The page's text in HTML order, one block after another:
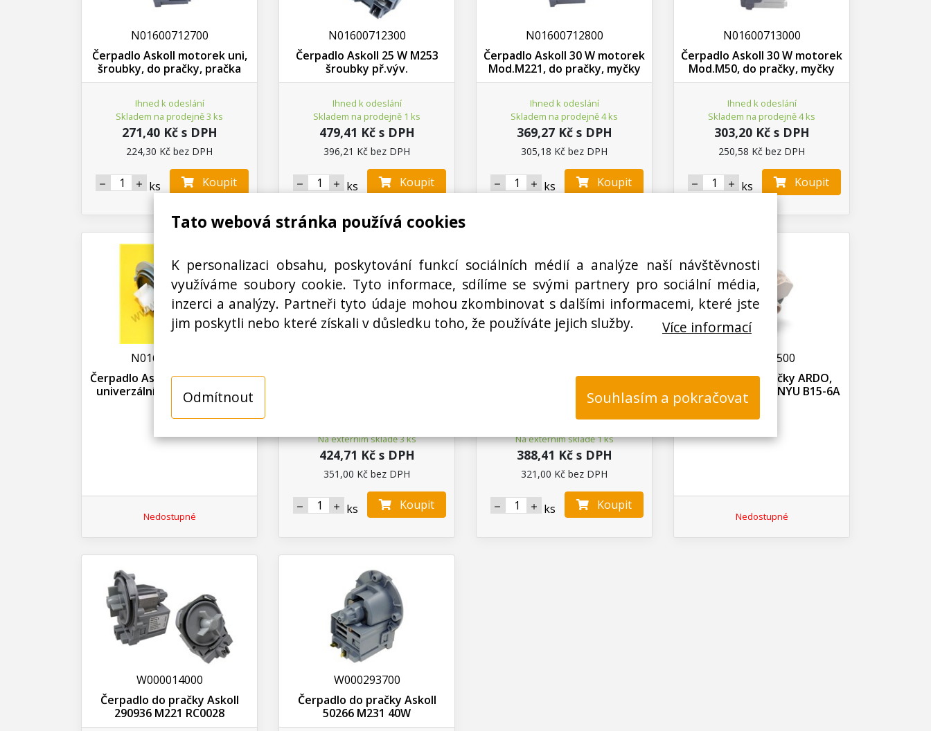
Tato webová stránka používá cookies
K personalizaci obsahu, poskytování funkcí sociálních médií a analýze naší návštěvnosti
využíváme soubory cookie. Tyto informace, sdílíme se svými partnery pro sociální média,
inzerci a analýzy. Partneři tyto údaje mohou zkombinovat s dalšími informacemi, které jste
jim poskytli nebo které získali v důsledku toho, že používáte jejich služby.
Více informací
Souhlasím a pokračovat
Odmítnout
N01600712700
Čerpadlo Askoll motorek uni,
šroubky, do pračky, pračka
Ihned k odeslání
Skladem na prodejně 3 ks
271,40 Kč s DPH
224,30 Kč bez DPH
ks Koupit
N01600712300
Čerpadlo Askoll 25 W M253
šroubky př.výv.
Ihned k odeslání
Skladem na prodejně 1 ks
479,41 Kč s DPH
396,21 Kč bez DPH
ks Koupit
N01600712800
Čerpadlo Askoll 30 W motorek
Mod.M221, do pračky, myčky
Ihned k odeslání
Skladem na prodejně 4 ks
369,27 Kč s DPH
305,18 Kč bez DPH
ks Koupit
N01600713000
Čerpadlo Askoll 30 W motorek
Mod.M50, do pračky, myčky
Ihned k odeslání
Skladem na prodejně 4 ks
303,20 Kč s DPH
250,58 Kč bez DPH
ks Koupit
N01600712600
Čerpadlo Askoll 34W motorek
univerzální, pračka a myčka
Nedostupné
Na externím skladě 3 ks
424,71 Kč s DPH
351,00 Kč bez DPH
ks Koupit
Čerpadlo do pračky 13
univerzální Plaset 53336
Na externím skladě 1 ks
388,41 Kč s DPH
321,00 Kč bez DPH
ks Koupit
W000005500
Čerpadlo do pračky ARDO,
ASKOLL M231, HANYU B15-6A
Nedostupné
W000014000
Čerpadlo do pračky Askoll
290936 M221 RC0028
W000293700
Čerpadlo do pračky Askoll
50266 M231 40W